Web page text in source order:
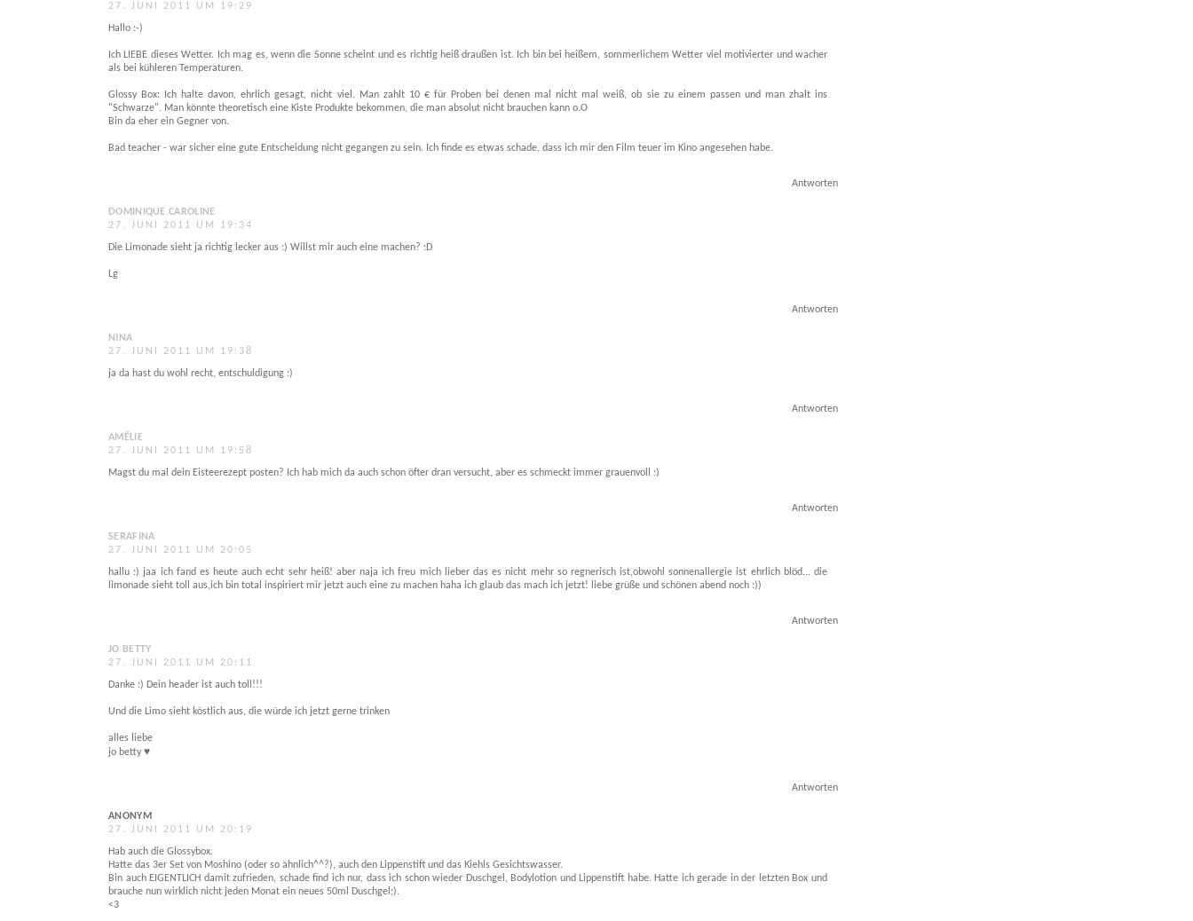
27. JUNI 2011 UM 19:29
Hallo :-)
Ich LIEBE dieses Wetter. Ich mag es, wenn die Sonne scheint und es richtig heiß draußen ist. Ich bin bei heißem, sommerlichem Wetter viel motivierter und wacher
als bei kühleren Temperaturen.
Glossy Box: Ich halte davon, ehrlich gesagt, nicht viel. Man zahlt 10 € für Proben bei denen mal nicht mal weiß, ob sie zu einem passen und man zhalt ins
"Schwarze". Man könnte theoretisch eine Kiste Produkte bekommen, die man absolut nicht brauchen kann o.O
Bin da eher ein Gegner von.
Bad teacher - war sicher eine gute Entscheidung nicht gegangen zu sein. Ich finde es etwas schade, dass ich mir den Film teuer im Kino angesehen habe.
Antworten
DOMINIQUE.CAROLINE
27. JUNI 2011 UM 19:34
Die Limonade sieht ja richtig lecker aus :) Willst mir auch eine machen? :D
Lg
Antworten
NINA
27. JUNI 2011 UM 19:38
ja da hast du wohl recht, entschuldigung :)
Antworten
AMÉLIE
27. JUNI 2011 UM 19:58
Magst du mal dein Eisteerezept posten? Ich hab mich da auch schon öfter dran versucht, aber es schmeckt immer grauenvoll :)
Antworten
SERAFINA
27. JUNI 2011 UM 20:05
hallu :) jaa ich fand es heute auch echt sehr heiß! aber naja ich freu mich lieber das es nicht mehr so regnerisch ist,obwohl sonnenallergie ist ehrlich blöd... die
limonade sieht toll aus,ich bin total inspiriert mir jetzt auch eine zu machen haha ich glaub das mach ich jetzt! liebe grüße und schönen abend noch :))
Antworten
JO BETTY
27. JUNI 2011 UM 20:11
Danke :) Dein header ist auch toll!!!
Und die Limo sieht köstlich aus, die würde ich jetzt gerne trinken
alles liebe
jo betty ♥
Antworten
ANONYM
27. JUNI 2011 UM 20:19
Hab auch die Glossybox.
Hatte das 3er Set von Moshino (oder so ähnlich^^?), auch den Lippenstift und das Kiehls Gesichtswasser.
Bin auch EIGENTLICH damit zufrieden, schade find ich nur, dass ich schon wieder Duschgel, Bodylotion und Lippenstift habe. Hatte ich gerade in der letzten Box und
brauche nun wirklich nicht jeden Monat ein neues 50ml Duschgel;).
<3